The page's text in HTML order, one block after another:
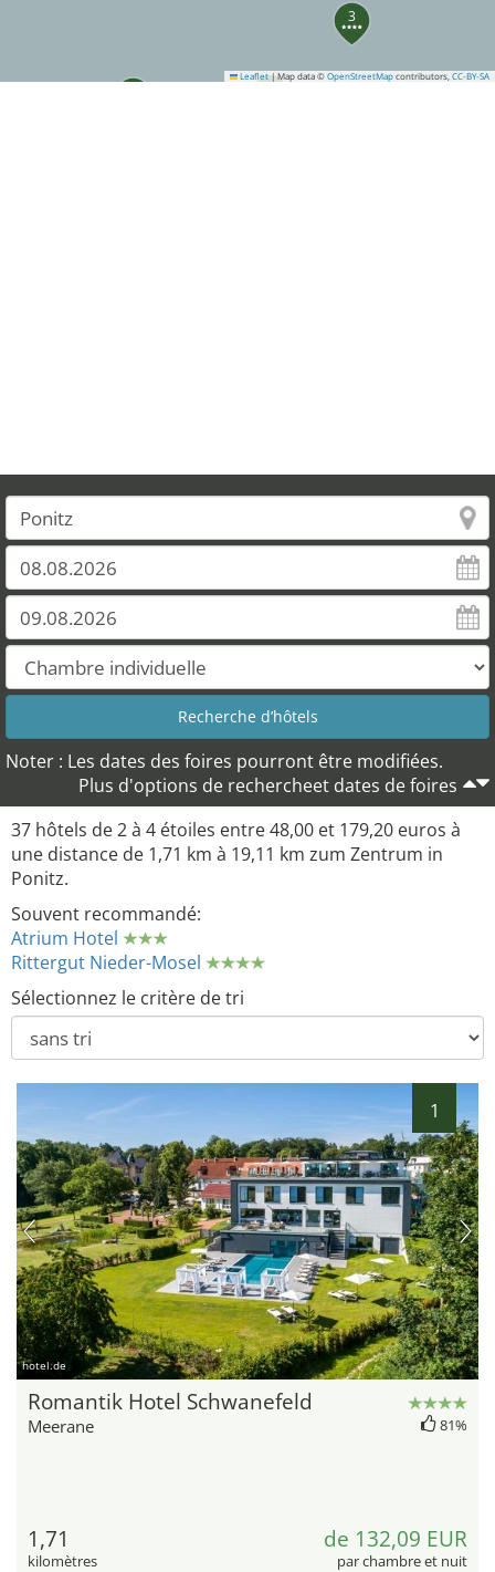
3
9
25
26
31
Leaflet |Map data © OpenStreetMap contributors, CC-BY-SA
Noter : Les dates des foires pourront être modifiées.
Plus d'options de rechercheet dates de foires
37 hôtels de 2 à 4 étoiles entre 48,00 et 179,20 euros à
une distance de 1,71 km à 19,11 km zum Zentrum in
Ponitz.
Souvent recommandé:
Atrium Hotel
Rittergut Nieder-Mosel
Sélectionnez le critère de tri
1
hotel.de
Romantik Hotel Schwanefeld
Meerane 81%
1,71
kilomètres
de 132,09 EUR
par chambre et nuit